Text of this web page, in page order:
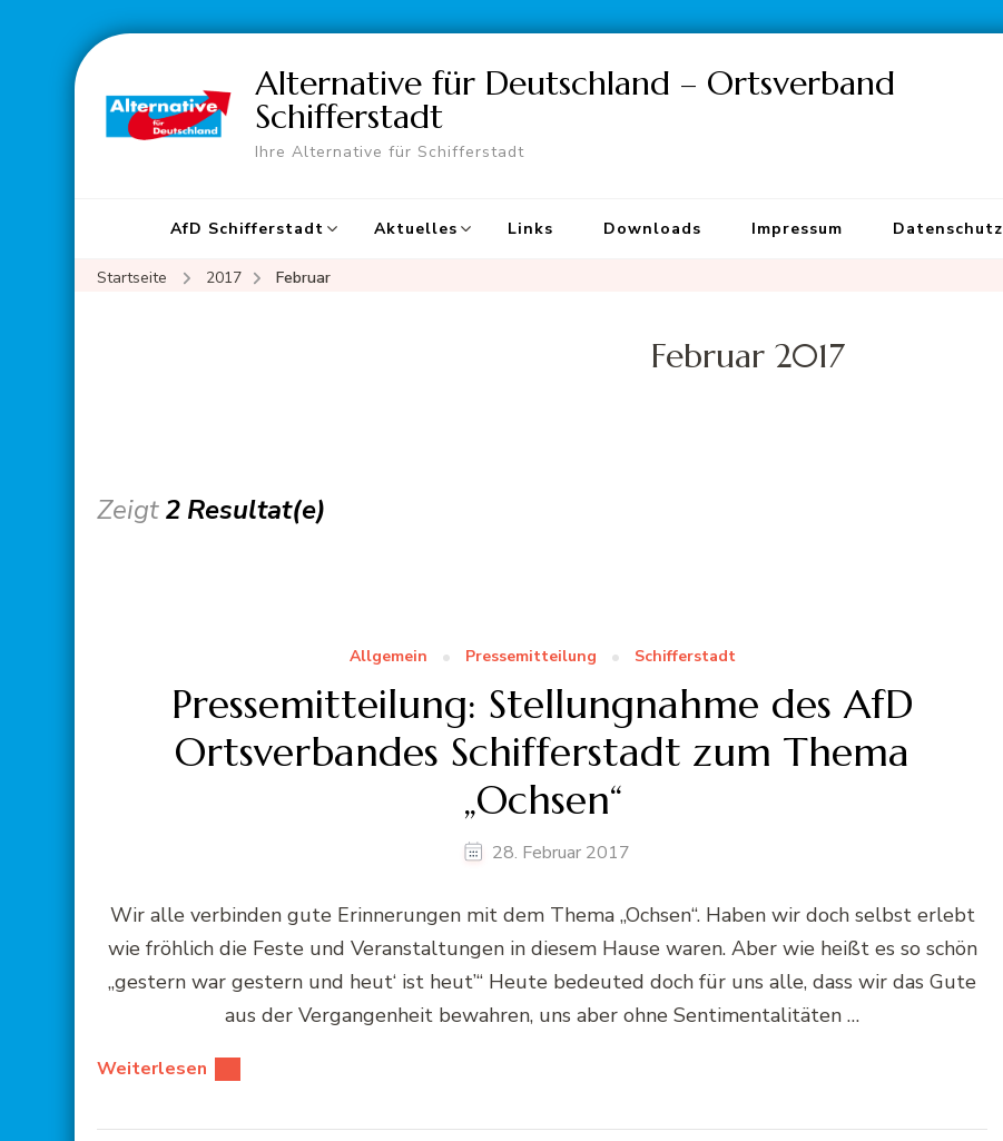
Alternative für Deutschland – Ortsverband
Schifferstadt
Ihre Alternative für Schifferstadt
AfD Schifferstadt Aktuelles Links Downloads Impressum Datenschutz
Startseite 2017 Februar
Februar 2017
Zeigt2 Resultat(e)
Allgemein Pressemitteilung Schifferstadt
Pressemitteilung: Stellungnahme des AfD
Ortsverbandes Schifferstadt zum Thema
„Ochsen“
28. Februar 2017
Wir alle verbinden gute Erinnerungen mit dem Thema „Ochsen“. Haben wir doch selbst erlebt
wie fröhlich die Feste und Veranstaltungen in diesem Hause waren. Aber wie heißt es so schön
„gestern war gestern und heut‘ ist heut’“ Heute bedeuted doch für uns alle, dass wir das Gute
aus der Vergangenheit bewahren, uns aber ohne Sentimentalitäten …
Weiterlesen